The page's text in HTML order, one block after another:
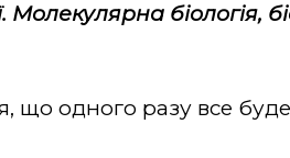
біологія,
що одного разу все